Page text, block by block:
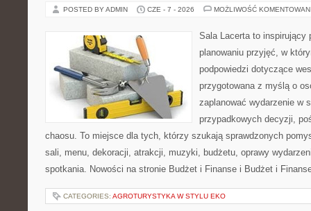
POSTED BY ADMIN CZE - 7 - 2026 MOŻLIWOŚĆ
Sala Lacerta to inspirujący
planowaniu przyjęć, w
podpowiedzi dotyczące
przygotowana z myślą o
zaplanować wydarzenie w
przypadkowych decyzji,
chaosu. To miejsce dla tych, którzy szukają sprawdzonych
sali, menu, dekoracji, atrakcji, muzyki, budżetu, oprawy
spotkania. Nowości na stronie Budżet i Finanse i Budżet i
CATEGORIES: AGROTURYSTYKA W STYLU EKO